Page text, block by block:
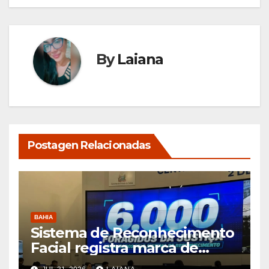
ByLaiana
Postagen Relacionadas
BAHIA
Sistema de Reconhecimento
Facial registra marca de
6.000 foragidos capturados